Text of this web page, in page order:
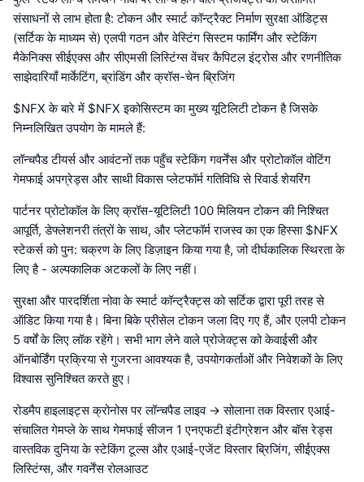
संसाधनों से लाभ होता है: टोकन और स्मार्ट कॉन्ट्रैक्ट निर्माण सुरक्षा ऑडिट्स
(सर्टिक के माध्यम से) एलपी गठन और वेस्टिंग सिस्टम फार्मिंग और स्टेकिंग
मैकेनिक्स सीईएक्स और सीएमसी लिस्टिंग्स वेंचर कैपिटल इंट्रोस और रणनीतिक
साझेदारियाँ मार्केटिंग, ब्रांडिंग और क्रॉस-चेन ब्रिजिंग
$NFX के बारे में $NFX इकोसिस्टम का मुख्य यूटिलिटी टोकन है जिसके
निम्नलिखित उपयोग के मामले हैं:
लॉन्चपैड टीयर्स और आवंटनों तक पहुँच स्टेकिंग गवर्नेंस और प्रोटोकॉल वोटिंग
गेमफाई अपग्रेड्स और साथी विकास प्लेटफॉर्म गतिविधि से रिवार्ड शेयरिंग
पार्टनर प्रोटोकॉल के लिए क्रॉस-यूटिलिटी 100 मिलियन टोकन की निश्चित
आपूर्ति, डेफ्लेशनरी तंत्रों के साथ, और प्लेटफॉर्म राजस्व का एक हिस्सा $NFX
स्टेकर्स को पुन: चक्रण के लिए डिज़ाइन किया गया है, जो दीर्घकालिक स्थिरता के
लिए है - अल्पकालिक अटकलों के लिए नहीं।
सुरक्षा और पारदर्शिता नोवा के स्मार्ट कॉन्ट्रैक्ट्स को सर्टिक द्वारा पूरी तरह से
ऑडिट किया गया है। बिना बिके प्रीसेल टोकन जला दिए गए हैं, और एलपी टोकन
5 वर्षों के लिए लॉक रहेंगे। सभी भाग लेने वाले प्रोजेक्ट्स को केवाईसी और
ऑनबोर्डिंग प्रक्रिया से गुजरना आवश्यक है, उपयोगकर्ताओं और निवेशकों के लिए
विश्वास सुनिश्चित करते हुए।
रोडमैप हाइलाइट्स क्रोनोस पर लॉन्चपैड लाइव → सोलाना तक विस्तार एआई-
संचालित गेमप्ले के साथ गेमफाई सीजन 1 एनएफटी इंटीग्रेशन और बॉस रेड्स
वास्तविक दुनिया के स्टेकिंग टूल्स और एआई-एजेंट विस्तार ब्रिजिंग, सीईएक्स
लिस्टिंग्स, और गवर्नेंस रोलआउट